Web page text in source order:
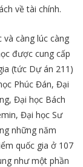
về tài chính.
càng lúc càng
được cung cấp
(tức Dự án 211)
Phúc Đán, Đại
Đại học Bách
Đại học Sư
những năm
quốc gia ở 107
như một phần